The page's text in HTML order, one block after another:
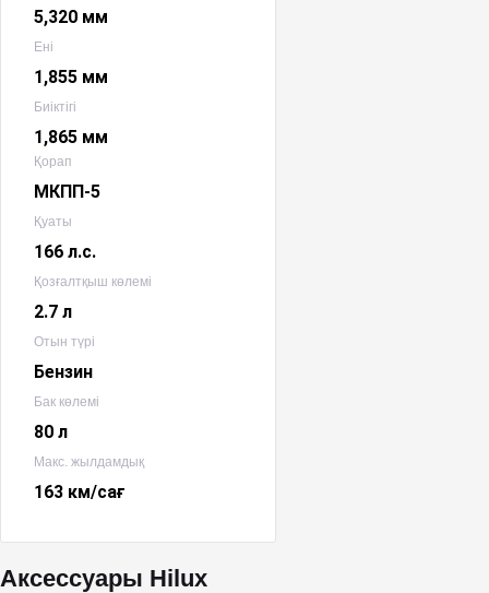
5,320 мм
Ені
1,855 мм
Биіктігі
1,865 мм
Қорап
МКПП-5
Қуаты
166 л.с.
Қозғалтқыш көлемі
2.7 л
Отын түрі
Бензин
Бак көлемі
80 л
Макс. жылдамдық
163 км/сағ
Аксессуары Hilux